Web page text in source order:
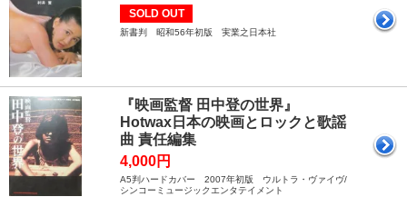
SOLD OUT
新書判 昭和56年初版 実業之日本社
『映画監督 田中登の世界』
Hotwax日本の映画とロックと歌謡
曲 責任編集
4,000円
A5判ハードカバー 2007年初版 ウルトラ・ヴァイヴ/
シンコーミュージックエンタテイメント